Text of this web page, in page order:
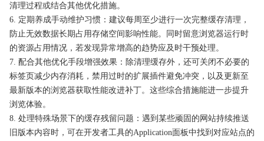
清理过程或结合其他优化措施。
6. 定期养成手动维护习惯：建议每周至少进行一次完整缓存清理，
防止无效数据长期占用存储空间影响性能。同时留意浏览器运行时
的资源占用情况，若发现异常增高的趋势应及时干预处理。
7. 配合其他优化手段增强效果：除清理缓存外，还可关闭不必要的
标签页减少内存消耗，禁用过时的扩展插件避免冲突，以及更新至
最新版本的浏览器获取性能改进补丁。这些综合措施能进一步提升
浏览体验。
8. 处理特殊场景下的缓存残留问题：遇到某些顽固的网站持续推送
旧版本内容时，可在开发者工具的Application面板中找到对应站点的